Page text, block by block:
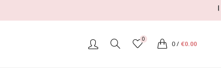
0
0/ €0.00